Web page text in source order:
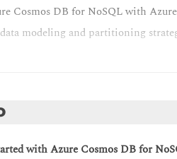
Cosmos DB for NoSQL with
modeling and partitioning
and operation performance in
Cosmos DB for NoSQL solution
with Azure Cosmos DB for